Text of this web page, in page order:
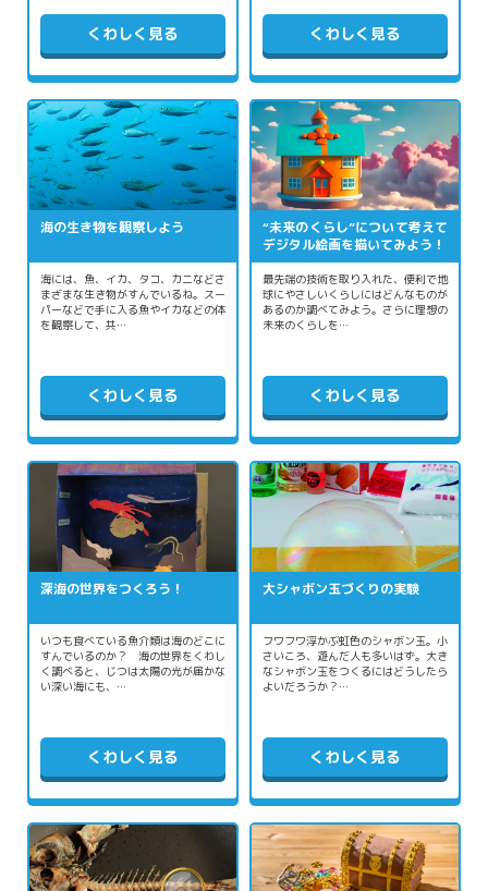
くわしく見る くわしく見る
海の生き物を観察しよう
海には、魚、イカ、タコ、カニなどさ
まざまな生き物がすんでいるね。スー
パーなどで手に入る魚やイカなどの体
を観察して、共…
くわしく見る
“未来のくらし”について考えて
デジタル絵画を描いてみよう！
最先端の技術を取り入れた、便利で地
球にやさしいくらしにはどんなものが
あるのか調べてみよう。さらに理想の
未来のくらしを…
くわしく見る
深海の世界をつくろう！
いつも食べている魚介類は海のどこに
すんでいるのか？ 海の世界をくわし
く調べると、じつは太陽の光が届かな
い深い海にも、…
くわしく見る
大シャボン玉づくりの実験
フワフワ浮かぶ虹色のシャボン玉。小
さいころ、遊んだ人も多いはず。大き
なシャボン玉をつくるにはどうしたら
よいだろうか？…
くわしく見る